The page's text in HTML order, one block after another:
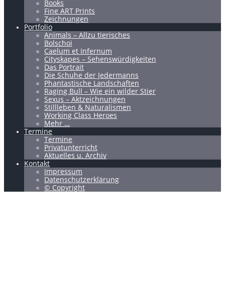
Books
Fine ART Prints
Zeichnungen
Portfolio
Animals – Allzu tierisches
Bolschoi
Caelum et Infernum
Cityskapes – Sehenswürdigkeiten
Das Portrait
Die Schuhe der Jedermanns
Phantastische Landschaften
Raging Bull – Wie ein wilder Stier
Sexus – Aktzeichnungen
Stillleben & Naturalismen
Working Class Heroes
Mehr …
Termine
Termine
Privatunterricht
Aktuelles u. Archiv
Kontakt
Impressum
Datenschutzerklärung
© Copyright